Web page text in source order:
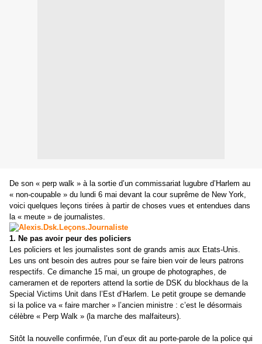
De son « perp walk » à la sortie d’un commissariat lugubre d’Harlem au
« non-coupable » du lundi 6 mai devant la cour suprême de New York,
voici quelques leçons tirées à partir de choses vues et entendues dans
la « meute » de journalistes.
1. Ne pas avoir peur des policiers
Les policiers et les journalistes sont de grands amis aux Etats-Unis.
Les uns ont besoin des autres pour se faire bien voir de leurs patrons
respectifs. Ce dimanche 15 mai, un groupe de photographes, de
cameramen et de reporters attend la sortie de DSK du blockhaus de la
Special Victims Unit dans l’Est d’Harlem. Le petit groupe se demande
si la police va « faire marcher » l’ancien ministre : c’est le désormais
célèbre « Perp Walk » (la marche des malfaiteurs).
Sitôt la nouvelle confirmée, l’un d’eux dit au porte-parole de la police qui